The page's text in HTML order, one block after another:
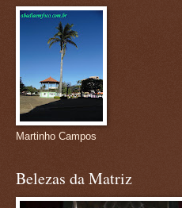
Martinho Campos
Belezas da Matriz